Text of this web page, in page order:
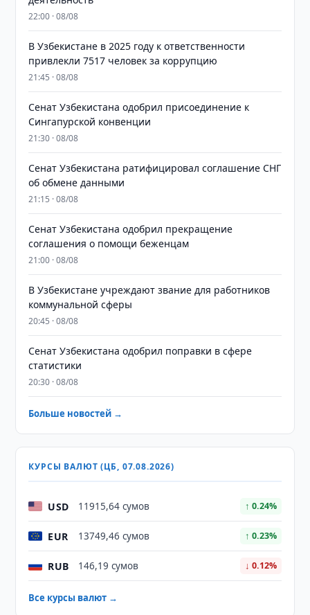
22:00 · 08/08
В Узбекистане в 2025 году к ответственности
привлекли 7517 человек за коррупцию
21:45 · 08/08
Сенат Узбекистана одобрил присоединение к
Сингапурской конвенции
21:30 · 08/08
Сенат Узбекистана ратифицировал соглашение СНГ
об обмене данными
21:15 · 08/08
Сенат Узбекистана одобрил прекращение
соглашения о помощи беженцам
21:00 · 08/08
В Узбекистане учреждают звание для работников
коммунальной сферы
20:45 · 08/08
Сенат Узбекистана одобрил поправки в сфере
статистики
20:30 · 08/08
Больше новостей →
КУРСЫ ВАЛЮТ (ЦБ, 07.08.2026)
USD 11915,64 сумов ↑ 0.24%
EUR 13749,46 сумов ↑ 0.23%
RUB 146,19 сумов ↓ 0.12%
Все курсы валют →